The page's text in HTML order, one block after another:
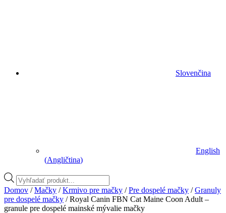
Slovenčina
English
(Angličtina)
Vyhľadávanie
produktov
Domov /Mačky /Krmivo pre mačky /Pre dospelé mačky /Granuly
pre dospelé mačky / Royal Canin FBN Cat Maine Coon Adult –
granule pre dospelé mainské mývalie mačky